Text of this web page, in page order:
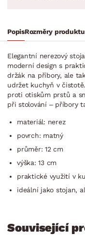
PopisRozměry produktu
Elegantní nerezový
moderní design s
držák na příbory, ale
udržet kuchyň v
proti otiskům prstů a
při stolování – příbory
materiál: nerez
povrch: matný
průměr: 12 cm
výška: 13 cm
praktické využití v
ideální jako stojan,
Související